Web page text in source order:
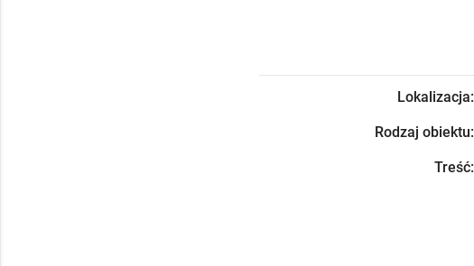
Lokalizacja:
Rodzaj obiektu:
Treść: